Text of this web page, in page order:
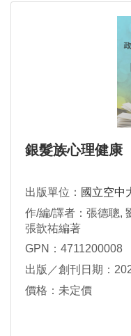
銀髮族心理健康
出版單位： 國立空中
作/編/譯者：張德聰,
張歆祐編著
GPN：4711200008
出版／創刊日期：
價格：未定價